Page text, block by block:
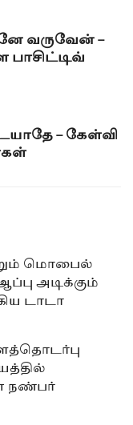
வருவேன் –
– கேள்வி
மொபைல்
அடிக்கும்
டாடா
நண்பர்